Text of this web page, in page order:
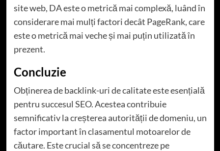
site web, DA este o metrică mai complexă, luând în
considerare mai mulți factori decât PageRank, care
este o metrică mai veche și mai puțin utilizată în
prezent.
Concluzie
Obținerea de backlink-uri de calitate este esențială
pentru succesul SEO. Acestea contribuie
semnificativ la creșterea autorității de domeniu, un
factor important în clasamentul motoarelor de
căutare. Este crucial să se concentreze pe